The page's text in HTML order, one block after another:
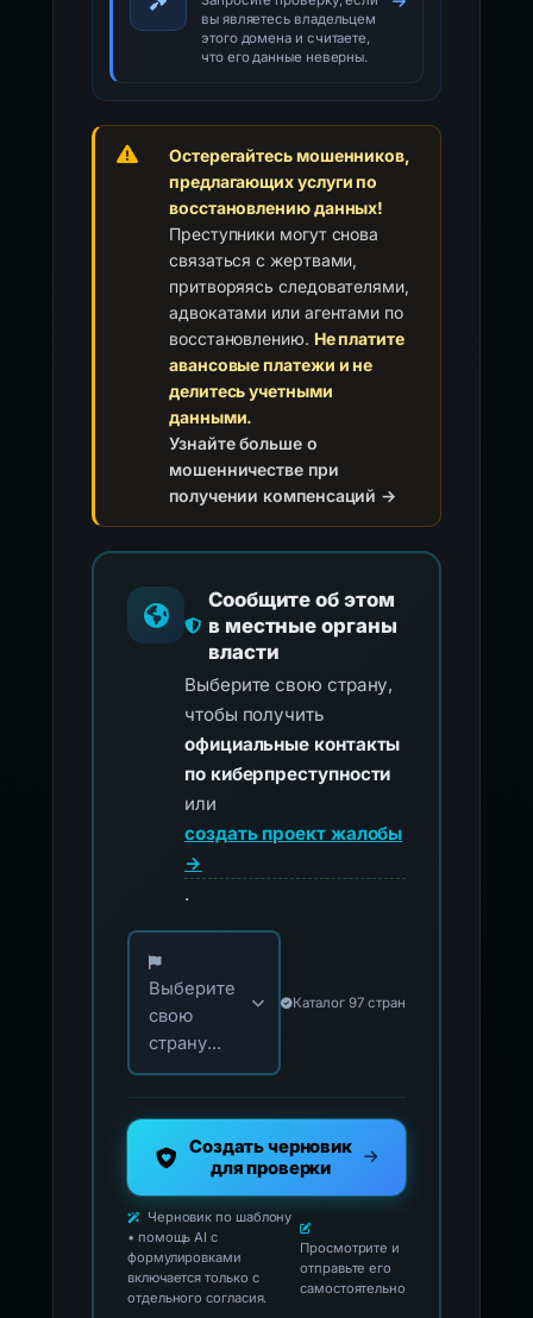
вы являетесь владельцем
этого домена и считаете,
что его данные неверны.
Остерегайтесь мошенников,
предлагающих услуги по
восстановлению данных!
Преступники могут снова
связаться с жертвами,
притворяясь следователями,
адвокатами или агентами по
восстановлению. Не платите
авансовые платежи и не
делитесь учетными
данными.
Узнайте больше о
мошенничестве при
получении компенсаций →
Сообщите об этом
в местные органы
власти
Выберите свою страну,
чтобы получить
официальные контакты
по киберпреступности
или
создать проект жалобы
→
.
Выберите свою страну для официальных
Выберите
свою
страну...
Каталог 97 стран
Создать черновик
для проверки
Черновик по шаблону
• помощь AI с
формулировками
включается только с
отдельного согласия.
Просмотрите и
отправьте его
самостоятельно